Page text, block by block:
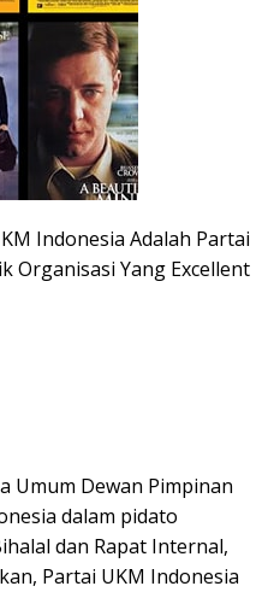
Indonesia Adalah Partai
Organisasi Yang Excellent
Umum Dewan Pimpinan
dalam pidato
dan Rapat Internal,
Partai UKM Indonesia